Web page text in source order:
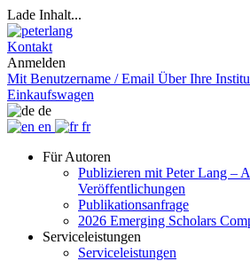
Lade Inhalt...
Kontakt
Anmelden
Mit Benutzername / Email Über Ihre
Einkaufswagen
de
en
fr
Für Autoren
Publizieren mit Peter Lang –
Veröffentlichungen
Publikationsanfrage
2026 Emerging Scholars
Serviceleistungen
Serviceleistungen